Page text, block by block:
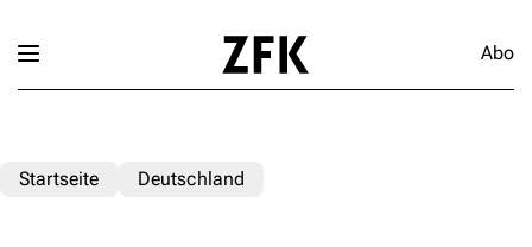
Abo
Startseite Deutschland